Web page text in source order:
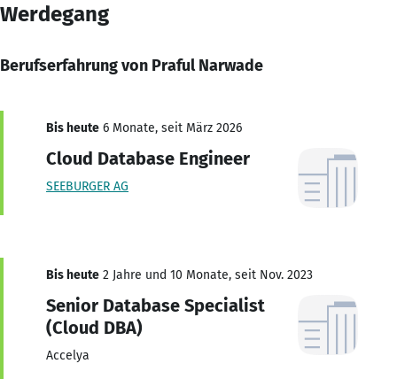
Werdegang
Berufserfahrung von Praful Narwade
Bis heute 6 Monate, seit März 2026
Cloud Database Engineer
SEEBURGER AG
Bis heute 2 Jahre und 10 Monate, seit Nov. 2023
Senior Database Specialist
(Cloud DBA)
Accelya